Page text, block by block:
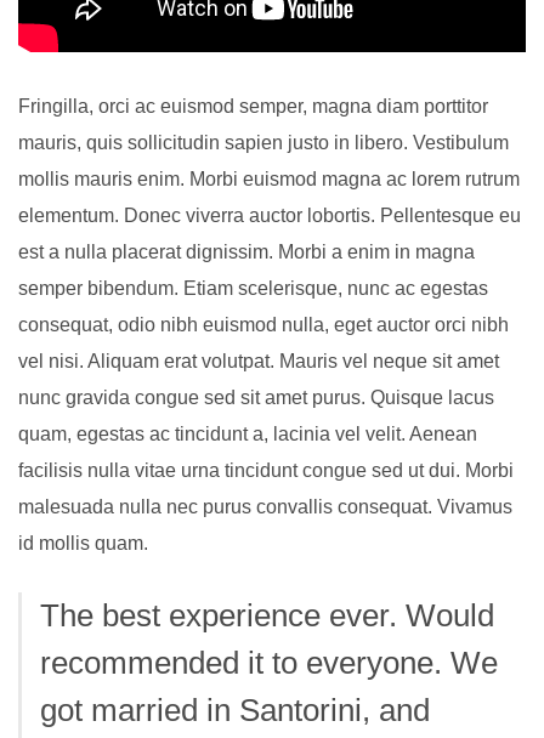
Fringilla, orci ac euismod semper, magna diam porttitor
mauris, quis sollicitudin sapien justo in libero. Vestibulum
mollis mauris enim. Morbi euismod magna ac lorem rutrum
elementum. Donec viverra auctor lobortis. Pellentesque eu
est a nulla placerat dignissim. Morbi a enim in magna
semper bibendum. Etiam scelerisque, nunc ac egestas
consequat, odio nibh euismod nulla, eget auctor orci nibh
vel nisi. Aliquam erat volutpat. Mauris vel neque sit amet
nunc gravida congue sed sit amet purus. Quisque lacus
quam, egestas ac tincidunt a, lacinia vel velit. Aenean
facilisis nulla vitae urna tincidunt congue sed ut dui. Morbi
malesuada nulla nec purus convallis consequat. Vivamus
id mollis quam.
The best experience ever. Would
recommended it to everyone. We
got married in Santorini, and